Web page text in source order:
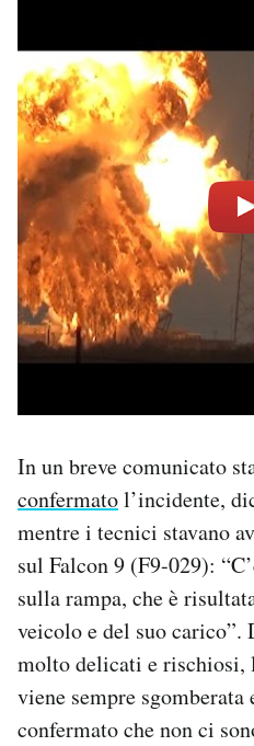
In un breve comunicato
confermatol’incidente,
mentre i tecnici stavano
sul Falcon 9 (F9-029):
sulla rampa, che è
veicolo e del suo carico”.
molto delicati e rischiosi,
viene sempre sgomberata
confermato che non ci